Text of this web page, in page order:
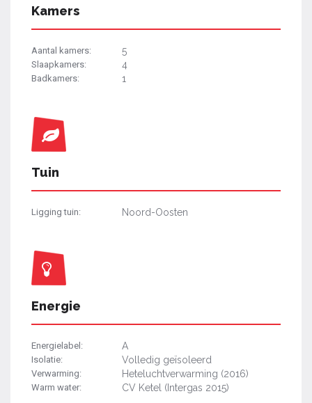
Kamers
Aantal kamers: 5
Slaapkamers: 4
Badkamers: 1
Tuin
Ligging tuin: Noord-Oosten
Energie
Energielabel: A
Isolatie: Volledig geïsoleerd
Verwarming: Heteluchtverwarming (2016)
Warm water: CV Ketel (Intergas 2015)